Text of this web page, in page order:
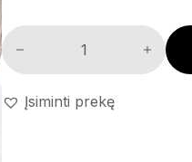
Žaisliukų komplektas 'Frost
Įsiminti prekę